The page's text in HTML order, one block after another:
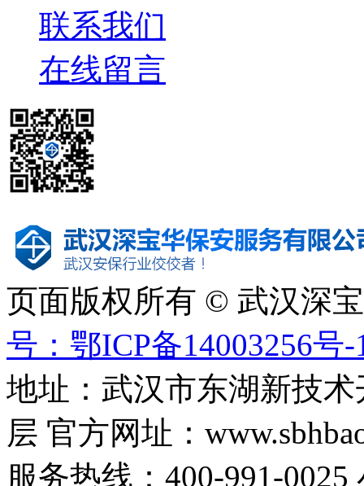
联系我们
在线留言
页面版权所有 © 武汉深
号：鄂ICP备14003256号-
地址：武汉市东湖新技
层 官方网址：
服务热线：400-991-